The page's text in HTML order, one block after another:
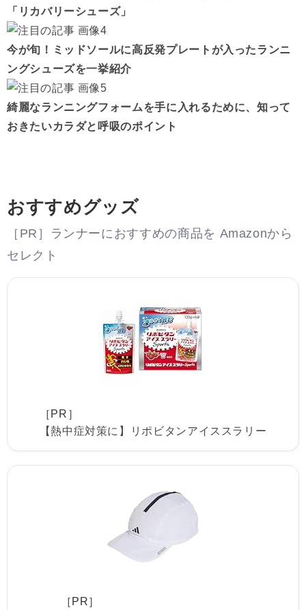
「リカバリーシューズ」
今が旬！ミッドソールに高反発プレートが入ったランニ
ングシューズを一挙紹介
綺麗なランニングフォームを手に入れるために、知って
おきたいカラダと呼吸のポイント
おすすめグッズ
［PR］ランナーにおすすめの商品を Amazonから
セレクト
［PR］
【熱中症対策に】リポビタンアイススラリー
［PR］